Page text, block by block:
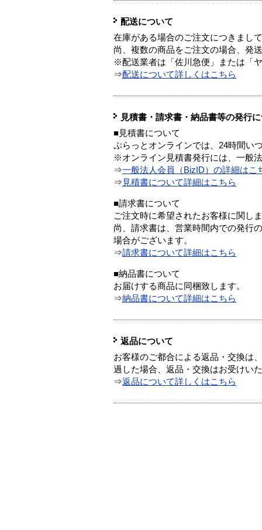
配送について
在庫がある場合のご注文につきまし
尚、複数の商品をご注文の場合、発
※配送業者は「佐川急便」または「
⇒配送について詳しくはこちら
見積書・請求書・納品書等の発行
■見積書について
ぷらっとオンラインでは、24時間い
※オンライン見積書発行には、一般
⇒一般法人会員（BizID）の詳細はこ
⇒ 見積書について詳細はこちら
■請求書について
ご注文時に希望されたお客様に関し
尚、請求書は、営業時間内での発行
場合がございます。
⇒請求書について詳細はこちら
■納品書について
お届けする商品に同梱致します。
⇒納品書について詳細はこちら
返品について
お客様のご都合による返品・交換は
過した場合、返品・交換はお受けい
⇒返品について詳しくはこちら